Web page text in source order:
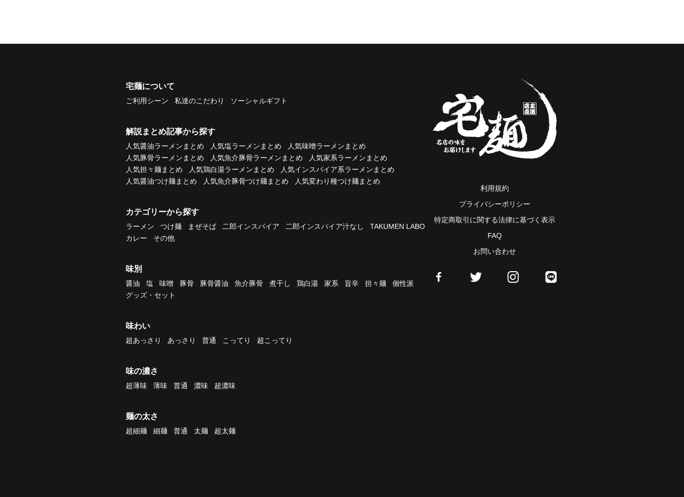
宅麺について
ご利用シーン 私達のこだわり ソーシャルギフト
解説まとめ記事から探す
人気醤油ラーメンまとめ 人気塩ラーメンまとめ
人気味噌ラーメンまとめ
人気豚骨ラーメンまとめ
人気魚介豚骨ラーメンまとめ
人気家系ラーメンまとめ
人気担々麺まとめ
人気鶏白湯ラーメンまとめ
人気インスパイア系ラーメンまとめ
人気醤油つけ麺まとめ
人気魚介豚骨つけ麺まとめ 人気変わり種つけ麺まとめ
カテゴリーから探す
ラーメン つけ麺 まぜそば 二郎インスパイア 二郎インスパイア汁なし
TAKUMEN LABO
カレー
その他
味別
醤油 塩 味噌 豚骨 豚骨醤油 魚介豚骨 煮干し 鶏白湯 家系 旨辛 担々麺
個性派
グッズ・セット
味わい
超あっさり あっさり 普通 こってり 超こってり
味の濃さ
超薄味 薄味 普通 濃味 超濃味
麺の太さ
超細麺 細麺 普通 太麺 超太麺
利用規約
プライバシーポリシー
特定商取引に関する法律に基づく表示
FAQ
お問い合わせ